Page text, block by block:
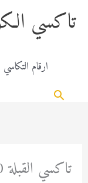
content
تخطيتاكسي
ارقام التكاسي
البحث
تاكسي القبلة 24718890